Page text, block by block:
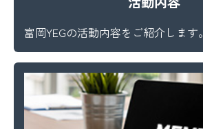
富岡YEGの活動内容をご紹介します。